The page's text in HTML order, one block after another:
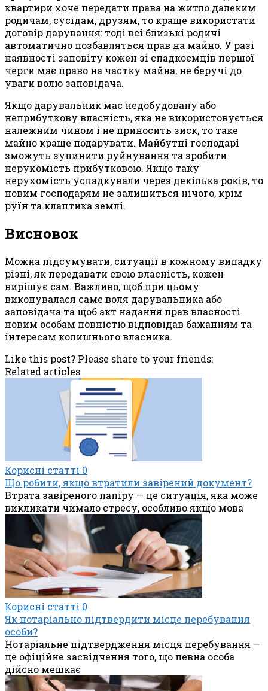
квартири хоче передати права на житло далеким
родичам, сусідам, друзям, то краще використати
договір дарування: тоді всі близькі родичі
автоматично позбавляться прав на майно. У разі
наявності заповіту кожен зі спадкоємців першої
черги має право на частку майна, не беручі до
уваги волю заповідача.
Якщо дарувальник має недобудовану або
неприбуткову власність, яка не використовується
належним чином і не приносить зиск, то таке
майно краще подарувати. Майбутні господарі
зможуть зупинити руйнування та зробити
нерухомість прибутковою. Якщо таку
нерухомість успадкували через декілька років, то
новим господарям не залишиться нічого, крім
руїн та клаптика землі.
Висновок
Можна підсумувати, ситуації в кожному випадку
різні, як передавати свою власність, кожен
вирішує сам. Важливо, щоб при цьому
виконувалася саме воля дарувальника або
заповідача та щоб акт надання прав власності
новим особам повністю відповідав бажанням та
інтересам колишнього власника.
Like this post? Please share to your friends:
Related articles
Корисні статті 0
Що робити, якщо втратили завірений документ?
Втрата завіреного папіру — це ситуація, яка може
викликати чимало стресу, особливо якщо мова
Корисні статті 0
Як нотаріально підтвердити місце перебування
особи?
Нотаріальне підтвердження місця перебування —
це офіційне засвідчення того, що певна особа
дійсно мешкає